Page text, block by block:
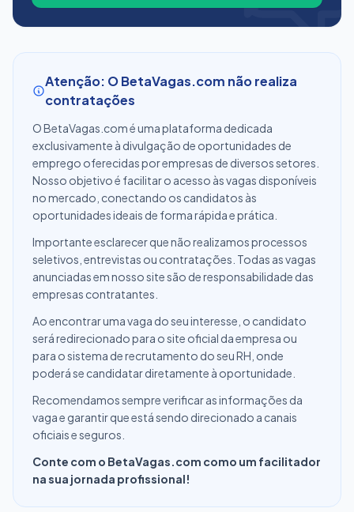
Atenção: O BetaVagas.com não realiza
contratações
O BetaVagas.com é uma plataforma dedicada
exclusivamente à divulgação de oportunidades de
emprego oferecidas por empresas de diversos setores.
Nosso objetivo é facilitar o acesso às vagas disponíveis
no mercado, conectando os candidatos às
oportunidades ideais de forma rápida e prática.
Importante esclarecer que não realizamos processos
seletivos, entrevistas ou contratações. Todas as vagas
anunciadas em nosso site são de responsabilidade das
empresas contratantes.
Ao encontrar uma vaga do seu interesse, o candidato
será redirecionado para o site oficial da empresa ou
para o sistema de recrutamento do seu RH, onde
poderá se candidatar diretamente à oportunidade.
Recomendamos sempre verificar as informações da
vaga e garantir que está sendo direcionado a canais
oficiais e seguros.
Conte com o BetaVagas.com como um facilitador
na sua jornada profissional!